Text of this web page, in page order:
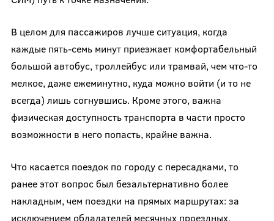
В целом для пассажиров лучше ситуация, когда
каждые пять-семь минут приезжает комфортабельный
большой автобус, троллейбус или трамвай, чем что-то
мелкое, даже ежеминутно, куда можно войти (и то не
всегда) лишь согнувшись. Кроме этого, важна
физическая доступность транспорта в части просто
возможности в него попасть, крайне важна.
Что касается поездок по городу с пересадками, то
ранее этот вопрос был безальтернативно более
накладным, чем поездки на прямых маршрутах: за
исключением обладателей месячных проездных,